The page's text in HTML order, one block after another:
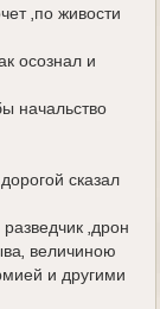
,по живости
осознал и
начальство
сказал
,дрон
величиною
и другими